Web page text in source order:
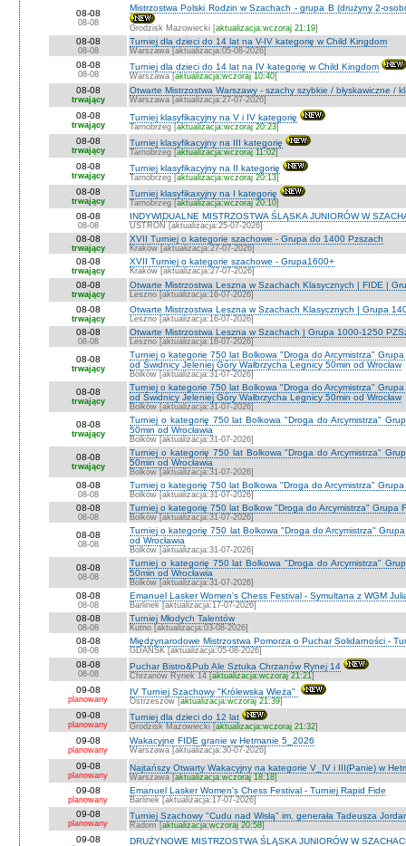
08-08
08-08
Mistrzostwa Polski Rodzin w Szachach - grupa B (drużyny 2-
Grodzisk Mazowiecki [aktualizacja:wczoraj 21:19]
08-08
08-08
Turniej dla dzieci do 14 lat na V-IV kategorię w Child Kingdom
Warszawa [aktualizacja:05-08-2026]
08-08
08-08
Turniej dla dzieci do 14 lat na IV kategorię w Child Kingdom
Warszawa [aktualizacja:wczoraj 10:40]
08-08
trwający
Otwarte Mistrzostwa Warszawy - szachy szybkie / błyskawiczne /
Warszawa [aktualizacja:27-07-2026]
08-08
trwający
Turniej klasyfikacyjny na V i IV kategorię
Tarnobrzeg [aktualizacja:wczoraj 20:23]
08-08
trwający
Turniej klasyfikacyjny na III kategorię
Tarnobrzeg [aktualizacja:wczoraj 11:02]
08-08
trwający
Turniej klasyfikacyjny na II kategorię
Tarnobrzeg [aktualizacja:wczoraj 20:13]
08-08
trwający
Turniej klasyfikaxyjny na I kategorię
Tarnobrzeg [aktualizacja:wczoraj 20:10]
08-08
08-08
INDYWIDUALNE MISTRZOSTWA ŚLĄSKA JUNIORÓW W
USTROŃ [aktualizacja:25-07-2026]
08-08
trwający
XVII Turniej o kategorie szachowe - Grupa do 1400 Pzszach
Kraków [aktualizacja:27-07-2026]
08-08
trwający
XVII Turniej o kategorie szachowe - Grupa1600+
Kraków [aktualizacja:27-07-2026]
08-08
trwający
Otwarte Mistrzostwa Leszna w Szachach Klasycznych | FIDE |
Leszno [aktualizacja:16-07-2026]
08-08
trwający
Otwarte Mistrzostwa Leszna w Szachach Klasycznych | Grupa
Leszno [aktualizacja:16-07-2026]
08-08
08-08
Otwarte Mistrzostwa Leszna w Szachach | Grupa 1000-1250
Leszno [aktualizacja:16-07-2026]
08-08
trwający
Turniej o kategorie 750 lat Bolkowa "Droga do Arcymistrza"
od Świdnicy Jeleniej Góry Wałbrzycha Legnicy 50min od Wrocław
Bolków [aktualizacja:31-07-2026]
08-08
trwający
Turniej o kategorie 750 lat Bolkowa "Droga do Arcymistrza"
od Świdnicy Jeleniej Góry Wałbrzycha Legnicy 50min od Wrocław
Bolków [aktualizacja:31-07-2026]
08-08
trwający
Turniej o kategorię 750 lat Bolkowa "Droga do Arcymistrza"
50min od Wrocławia
Bolków [aktualizacja:31-07-2026]
08-08
trwający
Turniej o kategorię 750 lat Bolkowa "Droga do Arcymistrza"
50min od Wrocławia
Bolków [aktualizacja:31-07-2026]
08-08
08-08
Turniej o kategorię 750 lat Bolkowa "Droga do Arcymistrza"
Bolków [aktualizacja:31-07-2026]
08-08
08-08
Turniej o kategorię 750 lat Bolkow "Droga do Arcymistrza" Grupa
Bolków [aktualizacja:31-07-2026]
08-08
08-08
Turniej o kategorię 750 lat Bolkowa "Droga do Arcymistrza"
od Wrocławia
Bolków [aktualizacja:31-07-2026]
08-08
08-08
Turniej o kategorię 750 lat Bolkowa "Droga do Arcymistrza"
50min od Wrocławia
Bolków [aktualizacja:31-07-2026]
08-08
08-08
Emanuel Lasker Women's Chess Festival - Symultana z WGM
Barlinek [aktualizacja:17-07-2026]
08-08
08-08
Turniej Młodych Talentów
Kutno [aktualizacja:03-08-2026]
08-08
08-08
Międzynarodowe Mistrzostwa Pomorza o Puchar Solidarności -
GDAŃSK [aktualizacja:05-08-2026]
08-08
08-08
Puchar Bistro&Pub Ale Sztuka Chrzanów Rynej 14
Chrzanów Rynek 14 [aktualizacja:wczoraj 21:21]
09-08
planowany
IV Turniej Szachowy "Królewska Wieża"
Ostrzeszów [aktualizacja:wczoraj 21:39]
09-08
planowany
Turniej dla dzieci do 12 lat
Grodzisk Mazowiecki [aktualizacja:wczoraj 21:32]
09-08
planowany
Wakacyjne FIDE granie w Hetmanie 5_2026
Warszawa [aktualizacja:30-07-2026]
09-08
planowany
Najtańszy Otwarty Wakacyjny na kategorie V_IV i III(Panie) w
Warszawa [aktualizacja:wczoraj 18:18]
09-08
planowany
Emanuel Lasker Women's Chess Festival - Turniej Rapid Fide
Barlinek [aktualizacja:17-07-2026]
09-08
planowany
Turniej Szachowy "Cudu nad Wisłą" im. generała Tadeusza
Radom [aktualizacja:wczoraj 20:58]
09-08 DRUŻYNOWE MISTRZOSTWA ŚLĄSKA JUNIORÓW W